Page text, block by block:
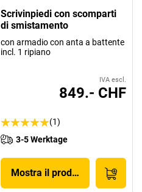
Scrivinpiedi con scomparti
di smistamento
con armadio con anta a battente
incl. 1 ripiano
IVA escl.
849.- CHF
(1)
3-5 Werktage
Mostra il prodotto